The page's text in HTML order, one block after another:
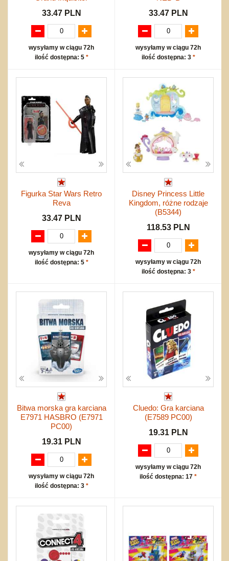
33.47 PLN
wysyłamy w ciągu 72h
ilość dostępna: 5 *
33.47 PLN
wysyłamy w ciągu 72h
ilość dostępna: 3 *
Figurka Star Wars Retro
Reva
33.47 PLN
wysyłamy w ciągu 72h
ilość dostępna: 5 *
Disney Princess Little
Kingdom, różne rodzaje
(B5344)
118.53 PLN
wysyłamy w ciągu 72h
ilość dostępna: 3 *
Bitwa morska gra karciana
E7971 HASBRO (E7971
PC00)
19.31 PLN
wysyłamy w ciągu 72h
ilość dostępna: 3 *
Cluedo: Gra karciana
(E7589 PC00)
19.31 PLN
wysyłamy w ciągu 72h
ilość dostępna: 17 *